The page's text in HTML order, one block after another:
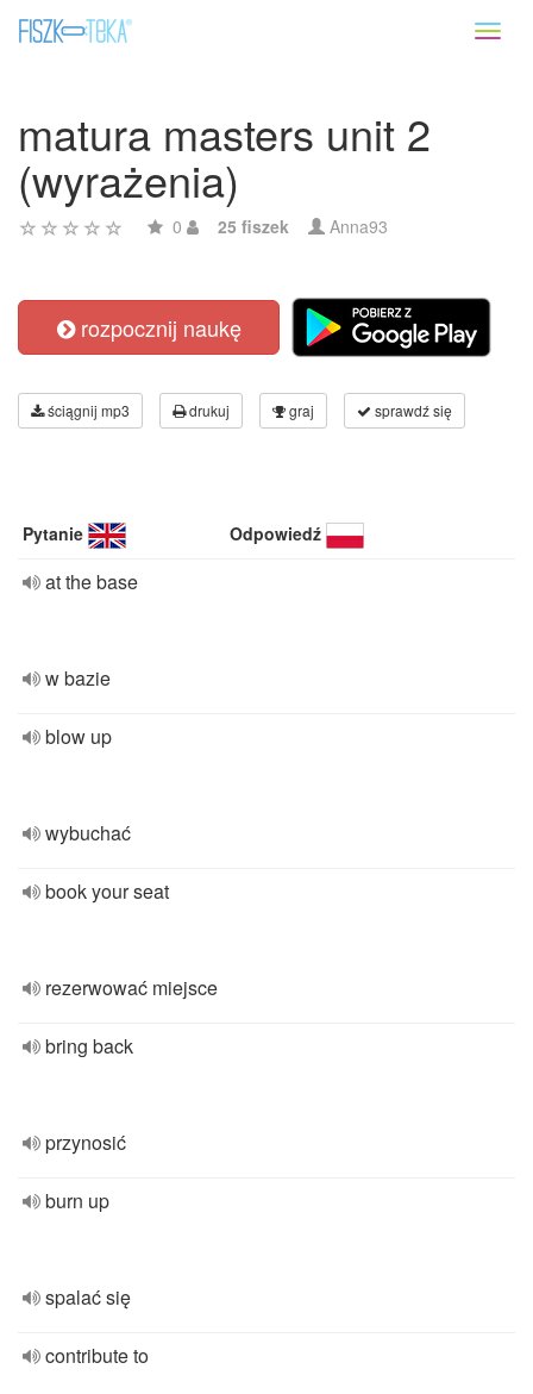
matura masters unit 2
(wyrażenia)
0 25 fiszek Anna93
rozpocznij naukę
ściągnij mp3 drukuj graj sprawdź się
Pytanie Odpowiedź
at the base
w bazie
blow up
wybuchać
book your seat
rezerwować miejsce
bring back
przynosić
burn up
spalać się
contribute to